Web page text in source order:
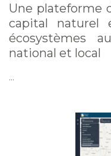
Une plateforme
capital naturel
écosystèmes
national et local
…